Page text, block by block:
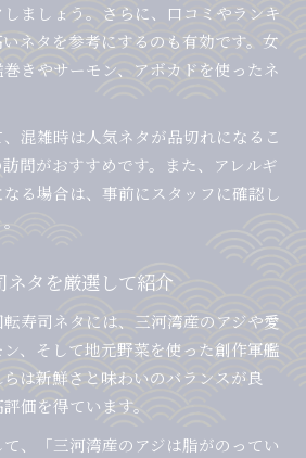
ましょう。さらに、口コミやランキ
ネタを参考にするのも有効です。女
きやサーモン、アボカドを使ったネ
混雑時は人気ネタが品切れになるこ
問がおすすめです。また、アレルギ
る場合は、事前にスタッフに確認し
タを厳選して紹介
寿司ネタには、三河湾産のアジや愛
、そして地元野菜を使った創作軍艦
は新鮮さと味わいのバランスが良
価を得ています。
、「三河湾産のアジは脂がのってい